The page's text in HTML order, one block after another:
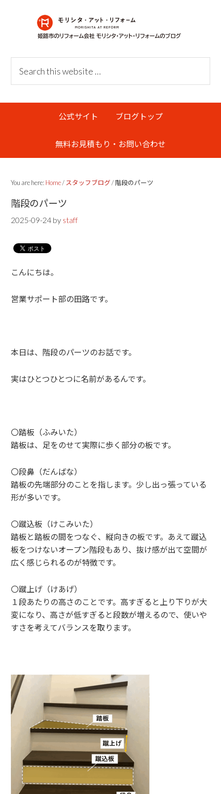
Header
Right
this
公式サイト ブログトップ
無料お見積もり・お問い合わせ
You are here: Home/ スタッフブログ /階段のパーツ
階段のパーツ
2025-09-24 by staff
こんにちは。
営業サポート部の田路です。
本日は、階段のパーツのお話です。
実はひとつひとつに名前があるんです。
〇踏板（ふみいた）
踏板は、足をのせて実際に歩く部分の板です。
〇段鼻（だんばな）
踏板の先端部分のことを指します。少し出っ張っている
形が多いです。
〇蹴込板（けこみいた）
踏板と踏板の間をつなぐ、縦向きの板です。あえて蹴込
板をつけないオープン階段もあり、抜け感が出て空間が
広く感じられるのが特徴です。
〇蹴上げ（けあげ）
１段あたりの高さのことです。高すぎると上り下りが大
変になり、高さが低すぎると段数が増えるので、使いや
すさを考えてバランスを取ります。